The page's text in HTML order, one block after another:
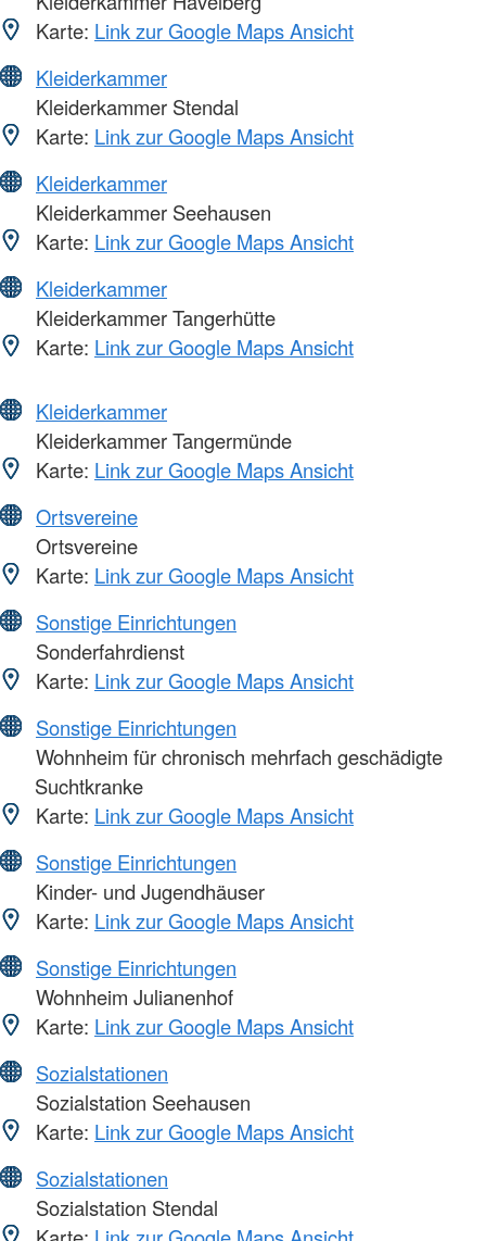
Karte: Link zur Google Maps Ansicht
Kleiderkammer
Kleiderkammer Stendal
Karte: Link zur Google Maps Ansicht
Kleiderkammer
Kleiderkammer Seehausen
Karte: Link zur Google Maps Ansicht
Kleiderkammer
Kleiderkammer Tangerhütte
Karte: Link zur Google Maps Ansicht
Kleiderkammer
Kleiderkammer Tangermünde
Karte: Link zur Google Maps Ansicht
Ortsvereine
Ortsvereine
Karte: Link zur Google Maps Ansicht
Sonstige Einrichtungen
Sonderfahrdienst
Karte: Link zur Google Maps Ansicht
Sonstige Einrichtungen
Wohnheim für chronisch mehrfach geschädigte
Suchtkranke
Karte: Link zur Google Maps Ansicht
Sonstige Einrichtungen
Kinder- und Jugendhäuser
Karte: Link zur Google Maps Ansicht
Sonstige Einrichtungen
Wohnheim Julianenhof
Karte: Link zur Google Maps Ansicht
Sozialstationen
Sozialstation Seehausen
Karte: Link zur Google Maps Ansicht
Sozialstationen
Sozialstation Stendal